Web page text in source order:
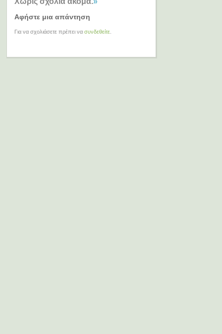
Αφήστε μια απάντηση
Για να σχολιάσετε πρέπει να συνδεθείτε